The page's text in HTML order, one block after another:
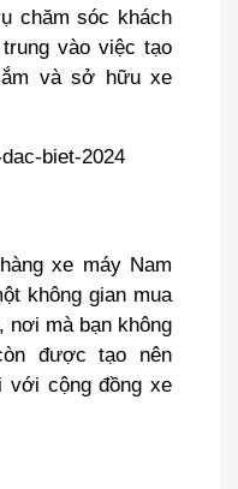
chăm sóc khách
vào việc tạo
và sở hữu xe
xe máy Nam
không gian mua
nơi mà bạn không
được tạo nên
với cộng đồng xe